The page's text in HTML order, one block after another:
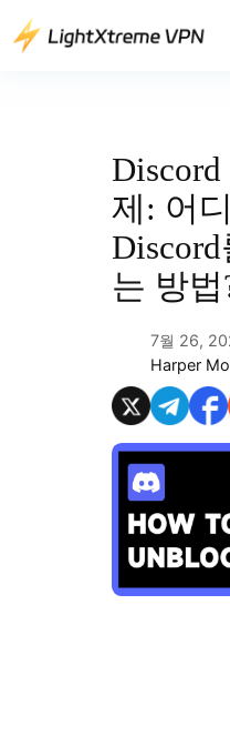
텐
제: 어
는 방법
7월 26,
Harper